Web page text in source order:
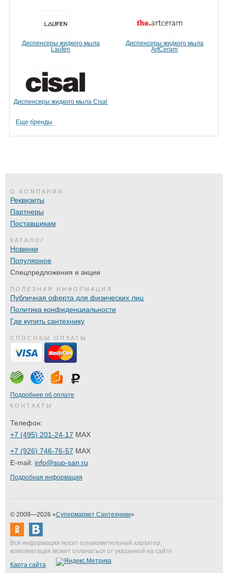
Диспенсеры жидкого мыла
Laufen
Диспенсеры жидкого мыла
ArtCeram
Диспенсеры жидкого мыла Cisal
Еще бренды
О КОМПАНИИ
Реквизиты
Партнеры
Поставщикам
КАТАЛОГ
Новинки
Популярное
Спецпредложения и акции
ПОЛЕЗНАЯ ИНФОРМАЦИЯ
Публичная оферта для физических лиц
Политика конфиденциальности
Где купить сантехнику
СПОСОБЫ ОПЛАТЫ
Подробнее об оплате
КОНТАКТЫ
Телефон:
+7 (495) 201-24-17 MAX
+7 (926) 746-76-57 MAX
E-mail: info@sup-san.ru
Подробная информация
© 2009—2026 «Супермаркет Сантехники»
Вся информация носит ознакомительный характер,
комплектация может отличаться от указанной на сайте.
Карта сайта